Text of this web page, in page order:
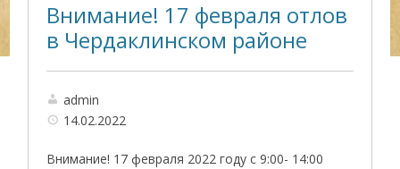
Внимание! 17 февраля отлов
в Чердаклинском районе
admin
14.02.2022
Внимание! 17 февраля 2022 году с 9:00- 14:00